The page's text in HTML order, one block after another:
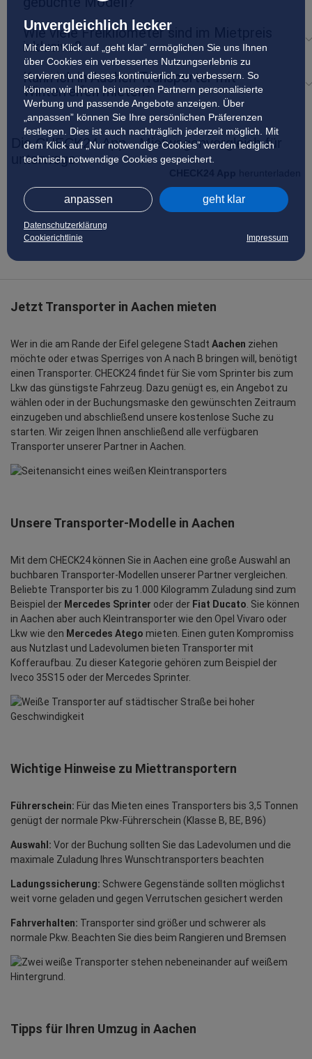
Unvergleichlich lecker
Mit dem Klick auf „geht klar” ermöglichen Sie uns Ihnen
über Cookies ein verbessertes Nutzungserlebnis zu
servieren und dieses kontinuierlich zu verbessern. So
können wir Ihnen bei unseren Partnern personalisierte
Werbung und passende Angebote anzeigen. Über
„anpassen” können Sie Ihre persönlichen Präferenzen
festlegen. Dies ist auch nachträglich jederzeit möglich. Mit
dem Klick auf „Nur notwendige Cookies” werden lediglich
technisch notwendige Cookies gespeichert.
anpassen geht klar
Datenschutzerklärung
Cookierichtlinie
Impressum
Wie viele Freikilometer sind im Mietpreis
inklusive?
Kann ich in Aachen Transporter mit
Winterreifen mieten?
Die CHECK24 App - Mietwagenvergleich für
unterwegs
Jetzt Transporter in Aachen mieten
Wer in die am Rande der Eifel gelegene Stadt Aachen ziehen
möchte oder etwas Sperriges von A nach B bringen will, benötigt
einen Transporter. CHECK24 findet für Sie vom Sprinter bis zum
Lkw das günstigste Fahrzeug. Dazu genügt es, ein Angebot zu
wählen oder in der Buchungsmaske den gewünschten Zeitraum
einzugeben und abschließend unsere kostenlose Suche zu
starten. Wir zeigen Ihnen anschließend alle verfügbaren
Transporter unserer Partner in Aachen.
Unsere Transporter-Modelle in Aachen
Mit dem CHECK24 können Sie in Aachen eine große Auswahl an
buchbaren Transporter-Modellen unserer Partner vergleichen.
Beliebte Transporter bis zu 1.000 Kilogramm Zuladung sind zum
Beispiel der Mercedes Sprinter oder der Fiat Ducato . Sie können
in Aachen aber auch Kleintransporter wie den Opel Vivaro oder
Lkw wie den Mercedes Atego mieten. Einen guten Kompromiss
aus Nutzlast und Ladevolumen bieten Transporter mit
Kofferaufbau. Zu dieser Kategorie gehören zum Beispiel der
Iveco 35S15 oder der Mercedes Sprinter.
Wichtige Hinweise zu Miettransportern
Führerschein: Für das Mieten eines Transporters bis 3,5 Tonnen
genügt der normale Pkw-Führerschein (Klasse B, BE, B96)
Auswahl: Vor der Buchung sollten Sie das Ladevolumen und die
maximale Zuladung Ihres Wunschtransporters beachten
Ladungssicherung: Schwere Gegenstände sollten möglichst
weit vorne geladen und gegen Verrutschen gesichert werden
Fahrverhalten: Transporter sind größer und schwerer als
normale Pkw. Beachten Sie dies beim Rangieren und Bremsen
Tipps für Ihren Umzug in Aachen